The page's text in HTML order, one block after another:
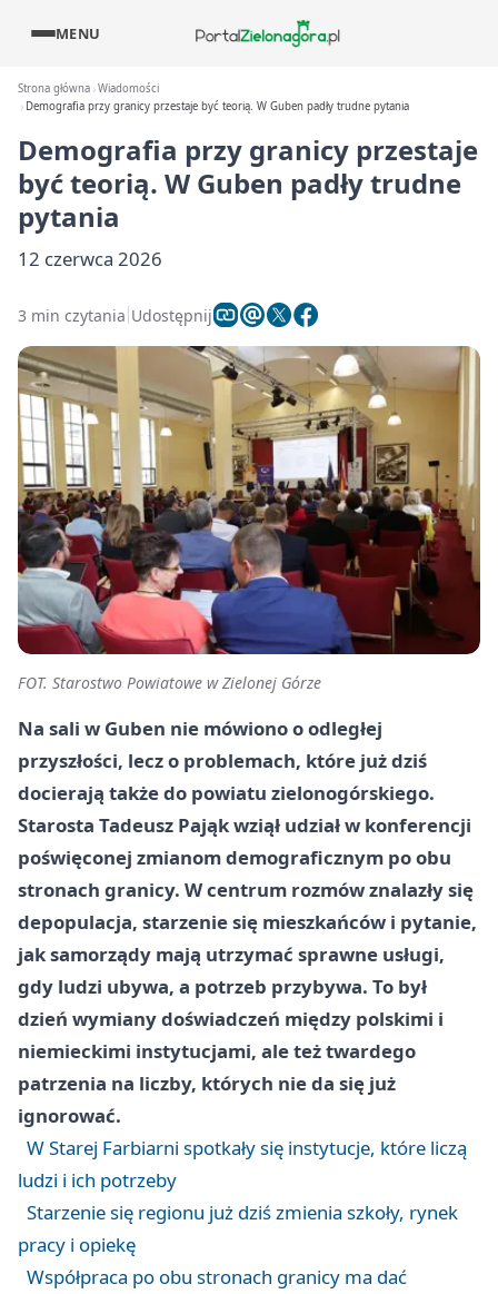
MENU
Strona główna Wiadomości
Demografia przy granicy przestaje być teorią. W Guben padły trudne pytania
Demografia przy granicy przestaje
być teorią. W Guben padły trudne
pytania
12 czerwca 2026
3 min czytania Udostępnij
FOT. Starostwo Powiatowe w Zielonej Górze
Na sali w Guben nie mówiono o odległej
przyszłości, lecz o problemach, które już dziś
docierają także do powiatu zielonogórskiego.
Starosta Tadeusz Pająk wziął udział w konferencji
poświęconej zmianom demograficznym po obu
stronach granicy. W centrum rozmów znalazły się
depopulacja, starzenie się mieszkańców i pytanie,
jak samorządy mają utrzymać sprawne usługi,
gdy ludzi ubywa, a potrzeb przybywa. To był
dzień wymiany doświadczeń między polskimi i
niemieckimi instytucjami, ale też twardego
patrzenia na liczby, których nie da się już
ignorować.
W Starej Farbiarni spotkały się instytucje, które liczą
ludzi i ich potrzeby
Starzenie się regionu już dziś zmienia szkoły, rynek
pracy i opiekę
Współpraca po obu stronach granicy ma dać